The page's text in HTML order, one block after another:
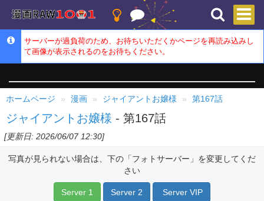
サーバーが過負荷のため、お待ちいただくかページを再読み込みし
て画像が表示されるのをお待ちください。
ホームページ 漫画 ジャイアントお嬢様 第167話
ジャイアントお嬢様 - 第167話
[更新日: 2026/06/07 12:30]
写真が見られない場合は、下の「フォトサーバー」を変更してくだ
さい
Server 1 Server 2 Server VIP